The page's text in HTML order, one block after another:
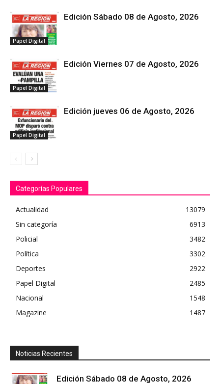
Papel Digital
Edición Sábado 08 de Agosto, 2026
Papel Digital
Edición Viernes 07 de Agosto, 2026
Papel Digital
Edición jueves 06 de Agosto, 2026
Categorías Populares
Actualidad
13079
Sin categoría
6913
Policial
3482
Política
3302
Deportes
2922
Papel Digital
2485
Nacional
1548
Magazine
1487
Noticias Recientes
Edición Sábado 08 de Agosto, 2026